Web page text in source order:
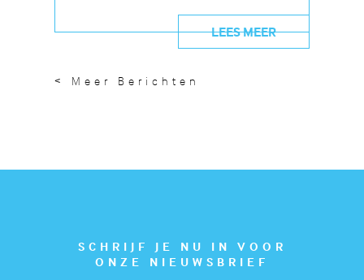
LEES MEER
< Meer Berichten
SCHRIJF JE NU IN VOOR
ONZE NIEUWSBRIEF